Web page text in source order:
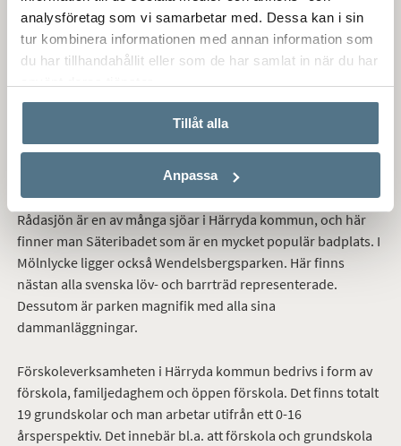
analysföretag som vi samarbetar med. Dessa kan i sin
tur kombinera informationen med annan information som
du har tillhandahållit eller som de har samlat in när du har
Tillåt alla
Anpassa
Landvetters flygplats ligger endast 1,5 mil bort.
Härryda kommun består till hälften av skog och vildmark som
kan erbjuda dig många vandringsleder och motionsspår i
även tennishall. Flera olika föreningar erbjuder
sportaktiviteter i form av bl.a. gymnastik, innebandy och
Rådasjön är en av många sjöar i Härryda kommun, och här
finner man Säteribadet som är en mycket populär badplats. I
Mölnlycke ligger också Wendelsbergsparken. Här finns
nästan alla svenska löv- och barrträd representerade.
Dessutom är parken magnifik med alla sina
dammanläggningar.
Förskoleverksamheten i Härryda kommun bedrivs i form av
förskola, familjedaghem och öppen förskola. Det finns totalt
19 grundskolar och man arbetar utifrån ett 0-16
årsperspektiv. Det innebär bl.a. att förskola och grundskola